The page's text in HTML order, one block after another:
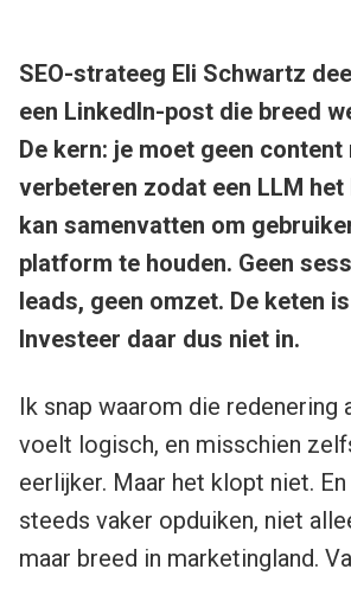
SEO-strateeg Eli Schwartz
een LinkedIn-post die breed
De kern: je moet geen
verbeteren zodat een LLM
kan samenvatten om
platform te houden. Geen
leads, geen omzet. De keten
Investeer daar dus niet in.
Ik snap waarom die redenering
voelt logisch, en misschien
eerlijker. Maar het klopt niet.
steeds vaker opduiken, niet
maar breed in marketingland.